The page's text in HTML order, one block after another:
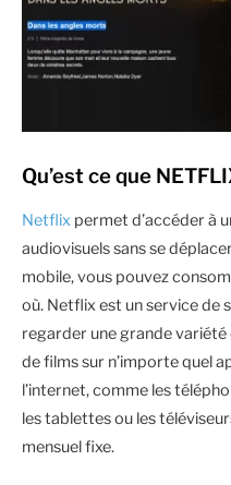
Qu’est ce que
Netflix permet d’accéder à
audiovisuels sans se
mobile, vous pouvez
où. Netflix est un service de
regarder une grande
de films sur n’importe quel
l’internet, comme les
les tablettes ou les
mensuel fixe.